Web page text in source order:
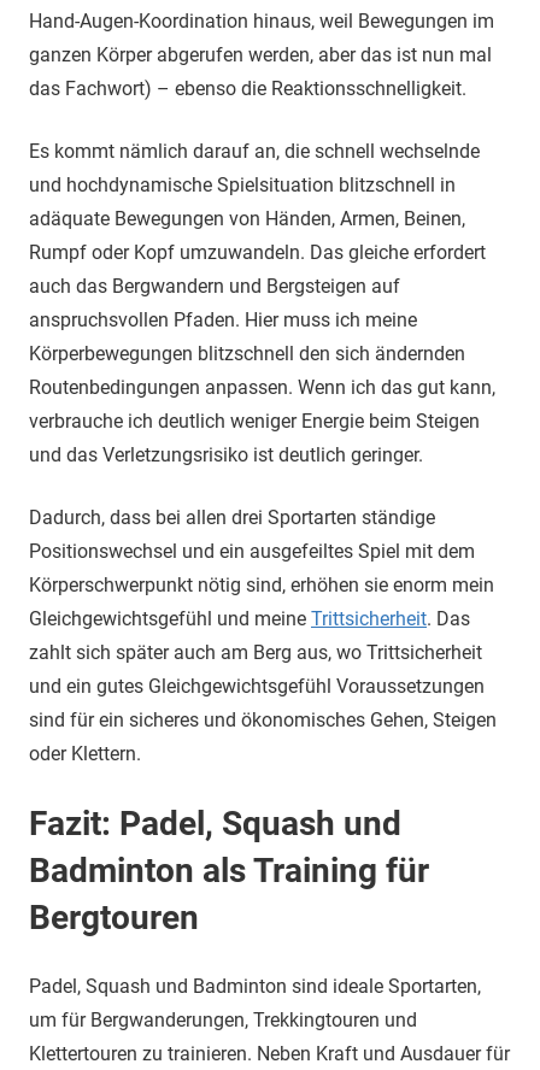
Hand-Augen-Koordination hinaus, weil Bewegungen im
ganzen Körper abgerufen werden, aber das ist nun mal
das Fachwort) – ebenso die Reaktionsschnelligkeit.
Es kommt nämlich darauf an, die schnell wechselnde
und hochdynamische Spielsituation blitzschnell in
adäquate Bewegungen von Händen, Armen, Beinen,
Rumpf oder Kopf umzuwandeln. Das gleiche erfordert
auch das Bergwandern und Bergsteigen auf
anspruchsvollen Pfaden. Hier muss ich meine
Körperbewegungen blitzschnell den sich ändernden
Routenbedingungen anpassen. Wenn ich das gut kann,
verbrauche ich deutlich weniger Energie beim Steigen
und das Verletzungsrisiko ist deutlich geringer.
Dadurch, dass bei allen drei Sportarten ständige
Positionswechsel und ein ausgefeiltes Spiel mit dem
Körperschwerpunkt nötig sind, erhöhen sie enorm mein
Gleichgewichtsgefühl und meine Trittsicherheit. Das
zahlt sich später auch am Berg aus, wo Trittsicherheit
und ein gutes Gleichgewichtsgefühl Voraussetzungen
sind für ein sicheres und ökonomisches Gehen, Steigen
oder Klettern.
Fazit: Padel, Squash und
Badminton als Training für
Bergtouren
Padel, Squash und Badminton sind ideale Sportarten,
um für Bergwanderungen, Trekkingtouren und
Klettertouren zu trainieren. Neben Kraft und Ausdauer für